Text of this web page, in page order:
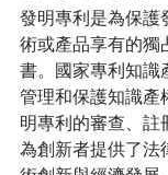
發明專利是為保護
術或產品享有的獨
書。國家專利知識
管理和保護知識產
明專利的審查、註
為創新者提供了法